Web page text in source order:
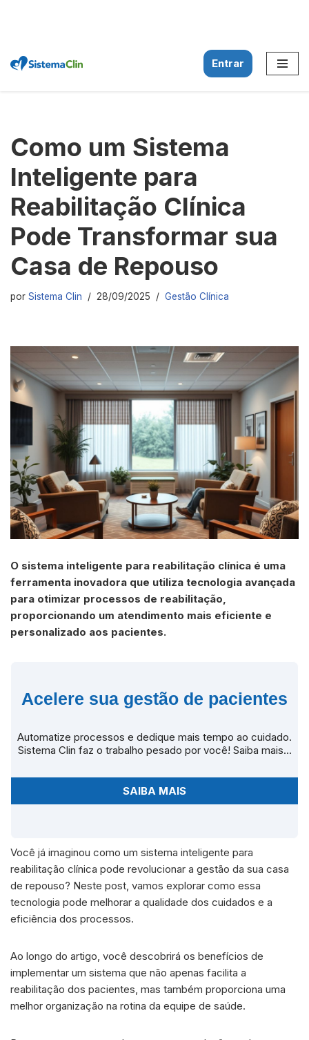
Pular
Entrar
Como um Sistema
Inteligente para
Reabilitação Clínica
Pode Transformar sua
Casa de Repouso
por Sistema Clin 28/09/2025 Gestão Clínica
O sistema inteligente para reabilitação clínica é uma
ferramenta inovadora que utiliza tecnologia avançada
para otimizar processos de reabilitação,
proporcionando um atendimento mais eficiente e
personalizado aos pacientes.
Acelere sua gestão de pacientes
Automatize processos e dedique mais tempo ao cuidado.
Sistema Clin faz o trabalho pesado por você! Saiba mais...
SAIBA MAIS
Você já imaginou como um sistema inteligente para
reabilitação clínica pode revolucionar a gestão da sua casa
de repouso? Neste post, vamos explorar como essa
tecnologia pode melhorar a qualidade dos cuidados e a
eficiência dos processos.
Ao longo do artigo, você descobrirá os benefícios de
implementar um sistema que não apenas facilita a
reabilitação dos pacientes, mas também proporciona uma
melhor organização na rotina da equipe de saúde.